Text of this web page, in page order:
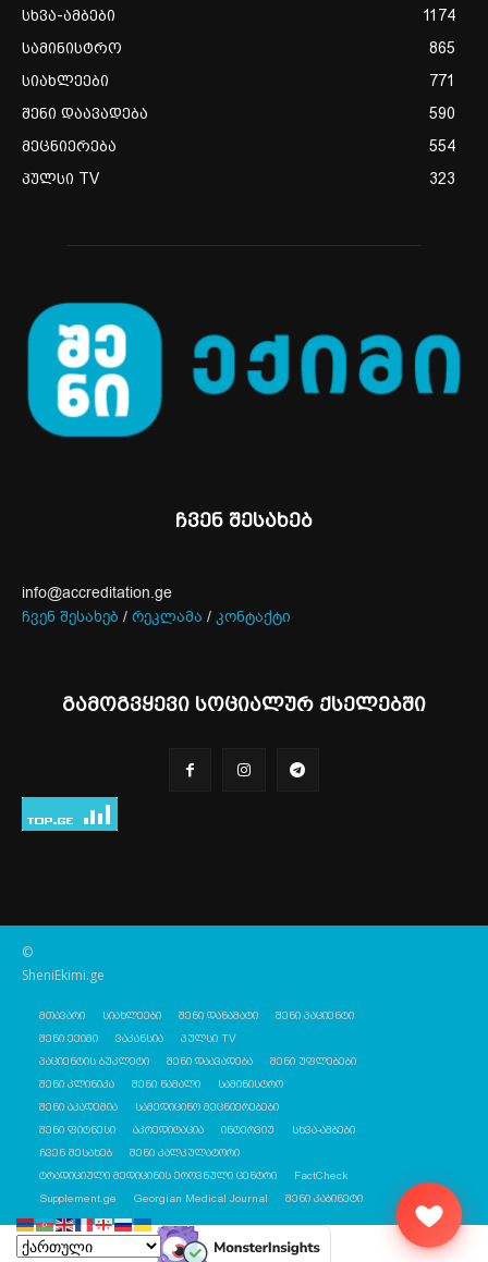
სხვა-ამბები
1174
სამინისტრო
865
სიახლეები
771
შენი დაავადება
590
მეცნიერება
554
პულსი TV
323
ჩვენ შესახებ
info@accreditation.ge
ჩვენ შესახებ / რეკლამა / კონტაქტი
გამოგვყევი სოციალურ ქსელებში
©
SheniEkimi.ge
მთავარი სიახლეები შენი დანამატი
შენი პაციენტი
შენი ექიმი
ვაკანსია
პულსი TV
პაციენტის ბუკლეტი
შენი დაავადება
შენი უფლებები
შენი კლინიკა
შენი წამალი
სამინისტრო
შენი აკადემია
სამედიცინო მეცნიერებები
შენი ფიტნესი
აკრედიტაცია ინტერვიუ
სხვა-ამბები
ჩვენ შესახებ
შენი კალკულატორი
ტრადიციული მედიცინის ეროვნული ცენტრი
FactCheck
Supplement.ge
Georgian Medical Journal შენი კაბინეტი